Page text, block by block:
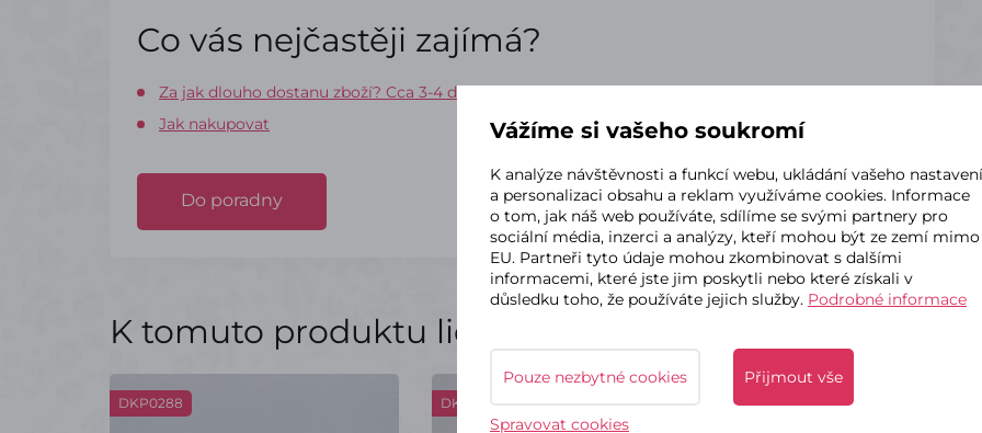
Co vás nejčastěji zajímá?
Za jak dlouho dostanu zboží? Cca 3-4 dny
Jak nakupovat
Do poradny
K tomuto produktu lidé nejčastěji kupují
DKP0288 DKP0879 AP1464
Vážíme si vašeho soukromí
K analýze návštěvnosti a funkcí webu, ukládání vašeho
a personalizaci obsahu a reklam využíváme cookies. Informace
o tom, jak náš web používáte, sdílíme se svými partnery pro
sociální média, inzerci a analýzy, kteří mohou být ze zemí mimo
EU. Partneři tyto údaje mohou zkombinovat s dalšími
informacemi, které jste jim poskytli nebo které získali v
důsledku toho, že používáte jejich služby. Podrobné informace
Pouze nezbytné cookies Přijmout vše
Spravovat cookies